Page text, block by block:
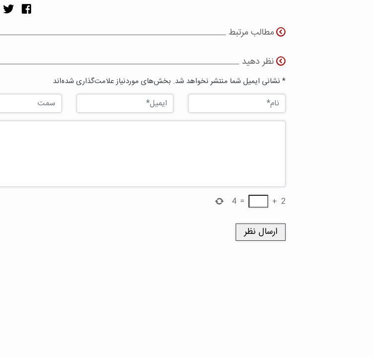
مطالب مرتبط
نظر دهید
* نشانی ایمیل شما منتشر نخواهد شد. بخش‌های موردنیاز علامت‌گذاری شده‌اند
2
+
=
4